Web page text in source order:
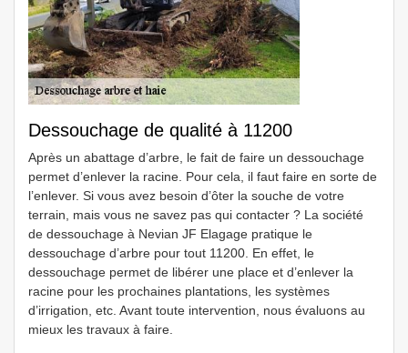
Dessouchage de qualité à 11200
Après un abattage d’arbre, le fait de faire un dessouchage
permet d’enlever la racine. Pour cela, il faut faire en sorte de
l’enlever. Si vous avez besoin d’ôter la souche de votre
terrain, mais vous ne savez pas qui contacter ? La société
de dessouchage à Nevian JF Elagage pratique le
dessouchage d’arbre pour tout 11200. En effet, le
dessouchage permet de libérer une place et d’enlever la
racine pour les prochaines plantations, les systèmes
d’irrigation, etc. Avant toute intervention, nous évaluons au
mieux les travaux à faire.